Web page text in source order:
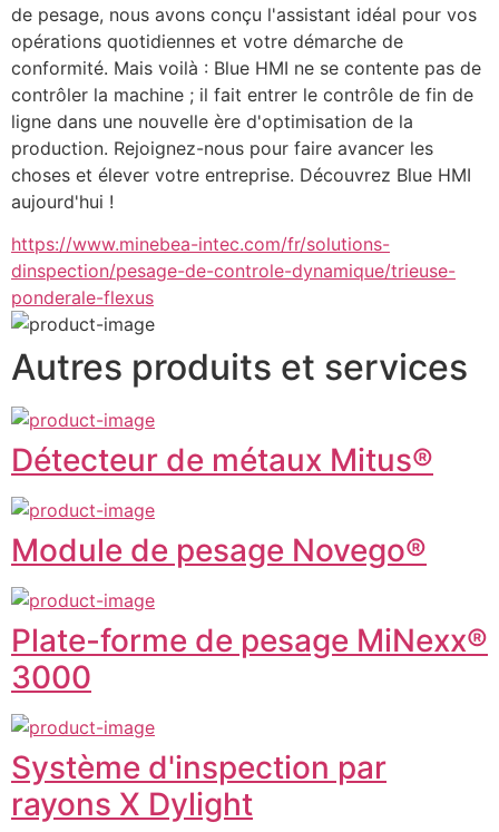
de pesage, nous avons conçu l'assistant idéal pour vos
opérations quotidiennes et votre démarche de
conformité. Mais voilà : Blue HMI ne se contente pas de
contrôler la machine ; il fait entrer le contrôle de fin de
ligne dans une nouvelle ère d'optimisation de la
production. Rejoignez-nous pour faire avancer les
choses et élever votre entreprise. Découvrez Blue HMI
aujourd'hui !
https://www.minebea-intec.com/fr/solutions-
dinspection/pesage-de-controle-dynamique/trieuse-
ponderale-flexus
Autres produits et services
Détecteur de métaux Mitus®
Module de pesage Novego®
Plate-forme de pesage MiNexx®
3000
Système d'inspection par
rayons X Dylight